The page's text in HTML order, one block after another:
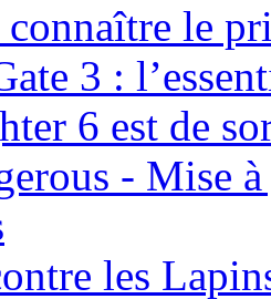
le
3 :
6 est de
- Mise
les